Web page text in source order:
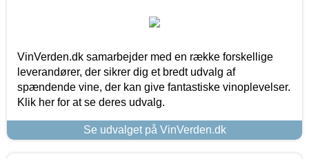
VinVerden.dk samarbejder med en række forskellige
leverandører, der sikrer dig et bredt udvalg af
spændende vine, der kan give fantastiske vinoplevelser.
Klik her for at se deres udvalg.
Se udvalget på VinVerden.dk